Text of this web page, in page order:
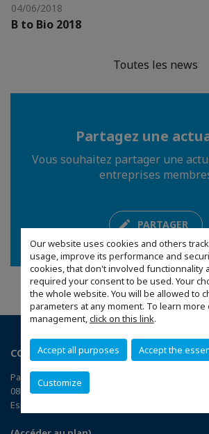
Our website uses cookies and others
usage, improve its performance and
cookies, that don't involved functionnality
required your consent to be used. Your
the whole website. You will be allowed to
parameters at any moment. To learn
management,click on this link.
Accept all purposes Accept the
Customize
04/06/2018
B to Bio 2018
Toutes les news
Partagez une
Vous souhaitez partager une
entreprises
PARTAGER
CCI France Espagne - Barcelone
Passeig de Gracia 2
08007 BARCELONE
Espagne